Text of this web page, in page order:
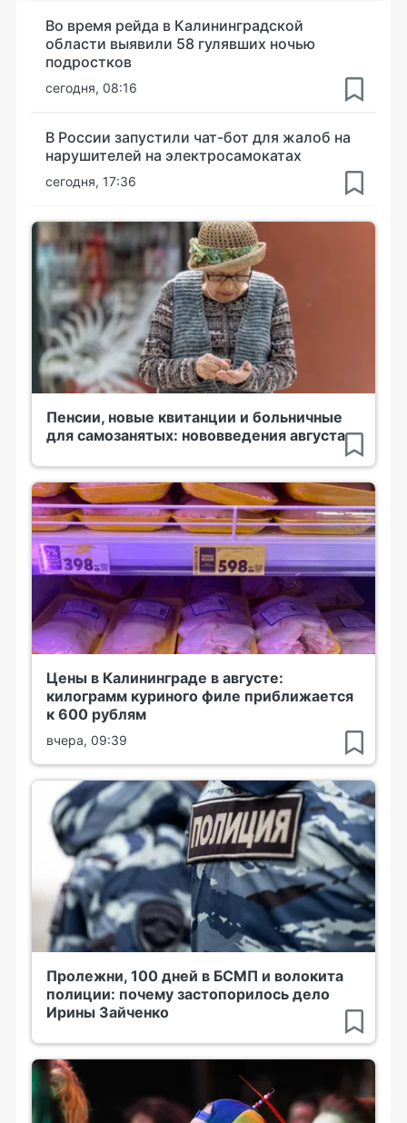
Во время рейда в Калининградской
области выявили 58 гулявших ночью
подростков
сегодня, 08:16
В России запустили чат-бот для жалоб на
нарушителей на электросамокатах
сегодня, 17:36
Пенсии, новые квитанции и больничные
для самозанятых: нововведения августа
Цены в Калининграде в августе:
килограмм куриного филе приближается
к 600 рублям
вчера, 09:39
Пролежни, 100 дней в БСМП и волокита
полиции: почему застопорилось дело
Ирины Зайченко